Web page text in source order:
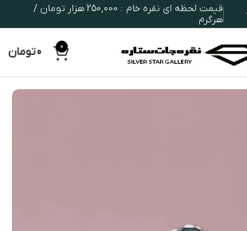
قیمت لحظه ای نقره خام : 250,000 هزار تومان /
هرگرم
0
0تومان